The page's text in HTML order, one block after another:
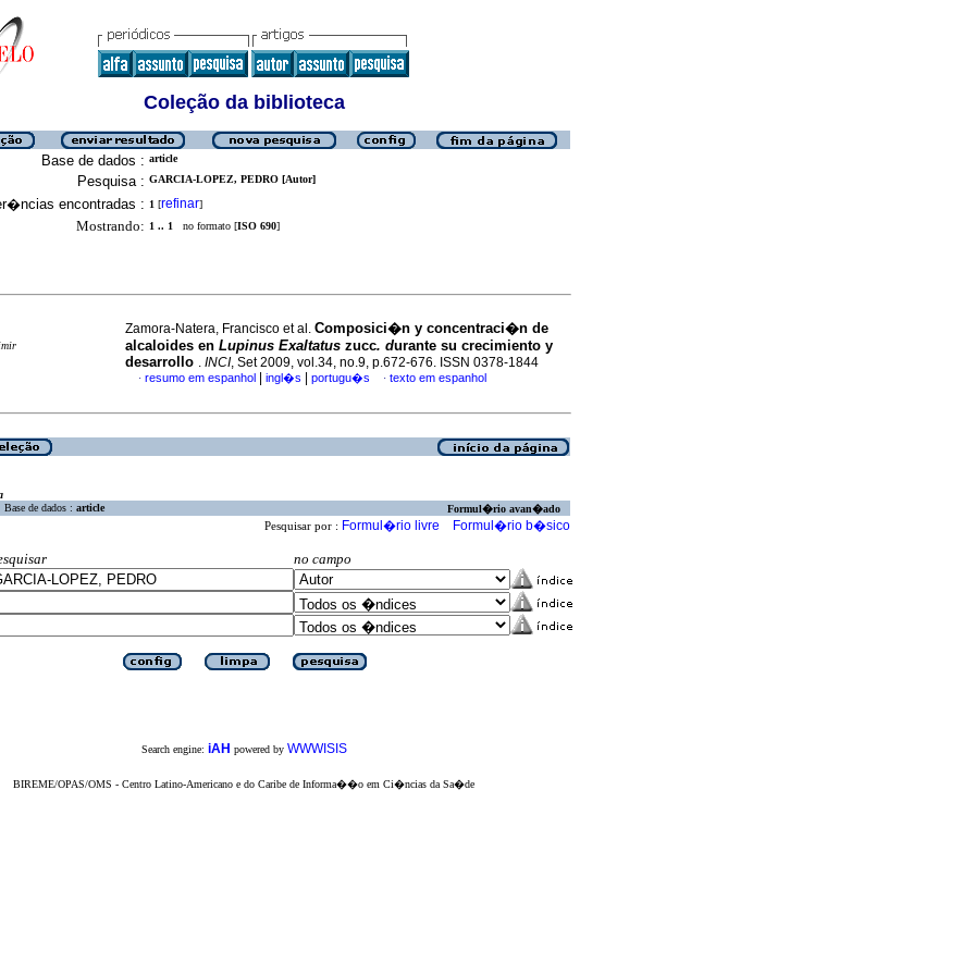
Coleção da biblioteca
Base de dados : article
Pesquisa : GARCIA-LOPEZ, PEDRO [Autor]
encontradas : 1 [refinar]
Mostrando: 1 .. 1 no formato [ISO 690]
Zamora-Natera, Francisco et al. Composici�n y concentraci�n de
alcaloides en Lupinus Exaltatus zucc. durante su crecimiento y
desarrollo . INCI, Set 2009, vol.34, no.9, p.672-676. ISSN 0378-1844
· resumo em espanhol ingl�s portugu�s · texto em espanhol
Base de dados : article Formul�rio avan�ado
Pesquisar por : Formul�rio livre Formul�rio b�sico
no campo
Search engine: iAH powered by WWWISIS
BIREME/OPAS/OMS - Centro Latino-Americano e do Caribe de Informa��o em Ci�ncias da Sa�de